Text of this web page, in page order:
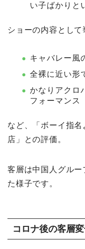
い子ばかりと
ショーの内容として
キャバレー風
全裸に近い形
かなりアクロ
フォーマンス
など、「ボーイ指名
店」との評価。
客層は中国人グル
た様子です。
コロナ後の客層